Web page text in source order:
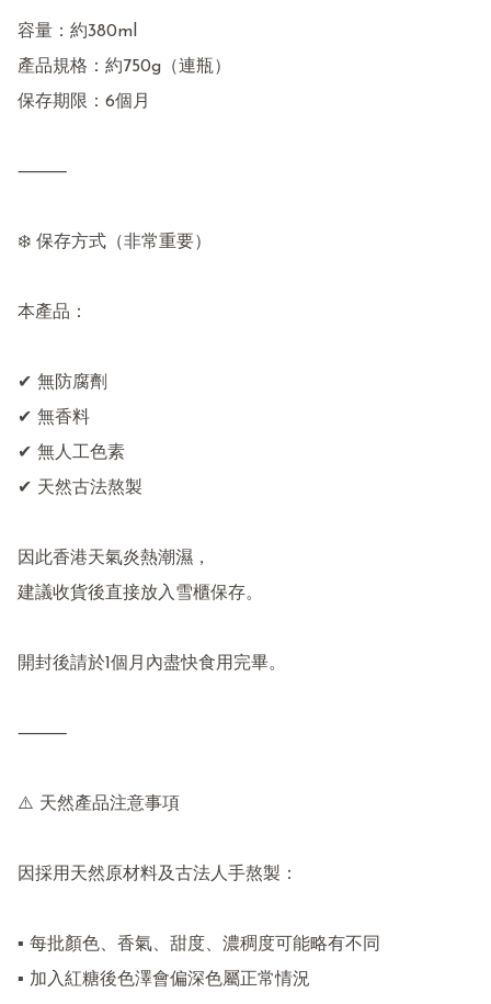
容量：約380ml
產品規格：約750g（連瓶）
保存期限：6個月
⸻
❄️ 保存方式（非常重要）
本產品：
✔ 無防腐劑
✔ 無香料
✔ 無人工色素
✔ 天然古法熬製
因此香港天氣炎熱潮濕，
建議收貨後直接放入雪櫃保存。
開封後請於1個月內盡快食用完畢。
⸻
⚠️ 天然產品注意事項
因採用天然原材料及古法人手熬製：
▪ 每批顏色、香氣、甜度、濃稠度可能略有不同
▪ 加入紅糖後色澤會偏深色屬正常情況